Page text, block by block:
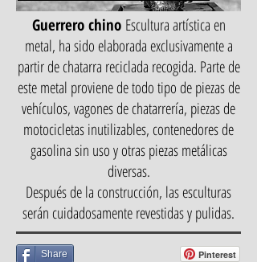
Guerrero chino Escultura artística en
metal, ha sido elaborada exclusivamente a
partir de chatarra reciclada recogida. Parte de
este metal proviene de todo tipo de piezas de
vehículos, vagones de chatarrería, piezas de
motocicletas inutilizables, contenedores de
gasolina sin uso y otras piezas metálicas
diversas.
Después de la construcción, las esculturas
serán cuidadosamente revestidas y pulidas.
Share Pinterest